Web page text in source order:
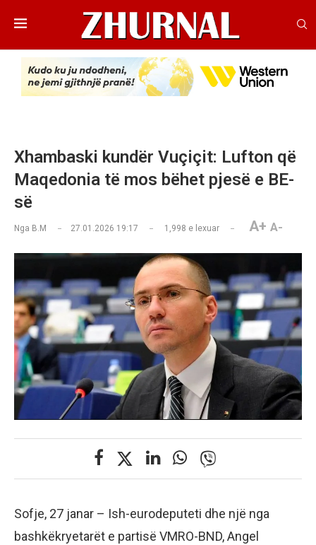
Xhambaski kundër Vuçiçit: Lufton që
Maqedonia të mos bëhet pjesë e BE-
së
Nga B.M 27.01.2026 19:17 1,998 e lexuar A+ A-
Sofje, 27 janar – Ish-eurodeputeti dhe një nga
bashkëkryetarët e partisë VMRO-BND, Angel